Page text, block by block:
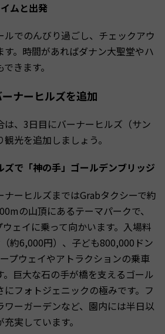
ムと出発
でのんびり過ごし、チェックアウ
す。時間があればダナン大聖堂やハ
きます。
ナーヒルズを追加
は、3日目にバーナーヒルズ（サン
光を追加しましょう。
ズで「神の手」ゴールデンブリッジ
ーヒルズまではGrabタクシーで約
の山頂にあるテーマパークで、
ェイに乗って向かいます。入場料
約6,000円）、子ども800,000ドン
プウェイやアトラクションの乗車
巨大な石の手が橋を支えるゴール
フォトジェニックの極みです。フ
ワーガーデンなど、園内には半日以
実しています。